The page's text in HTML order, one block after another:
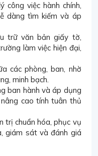
công việc hành chính,
dàng tìm kiếm và áp
trữ văn bản giấy tờ,
làm việc hiện đại,
các phòng, ban, nhờ
minh bạch.
ban hành và áp dụng
cao tính tuân thủ
trị chuẩn hóa, phục vụ
giám sát và đánh giá